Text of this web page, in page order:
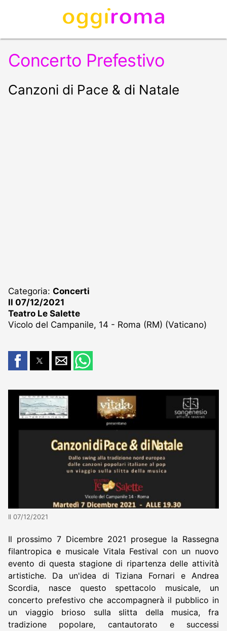
Concerto Prefestivo
Canzoni di Pace & di Natale
Categoria: Concerti
Il 07/12/2021
Teatro Le Salette
Vicolo del Campanile, 14 - Roma (RM) (Vaticano)
Il 07/12/2021
Il prossimo 7 Dicembre 2021 prosegue la Rassegna
filantropica e musicale Vitala Festival con un nuovo
evento di questa stagione di ripartenza delle attività
artistiche. Da un'idea di Tiziana Fornari e Andrea
Scordia, nasce questo spettacolo musicale, un
concerto prefestivo che accompagnerà il pubblico in
un viaggio brioso sulla slitta della musica, fra
tradizione popolare, cantautorato e successi